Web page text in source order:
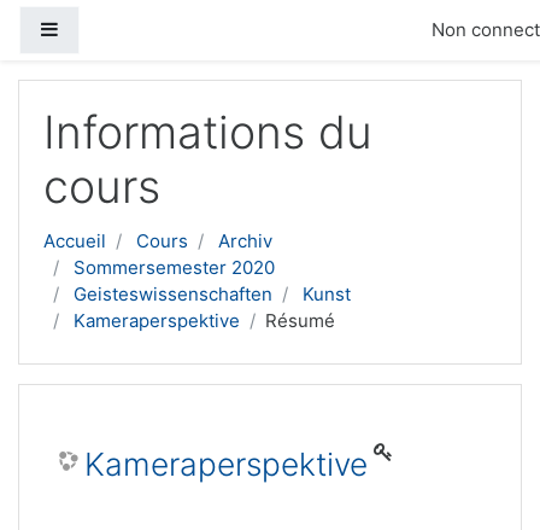
Non
Informations du
cours
Accueil Cours
Archiv
Sommersemester 2020
Geisteswissenschaften
Kunst
Kameraperspektive
Résumé
Kameraperspektive